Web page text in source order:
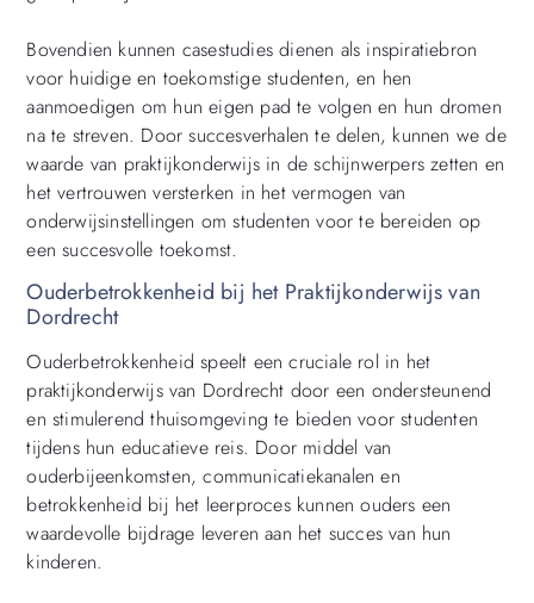
Bovendien kunnen casestudies dienen als inspiratiebron
voor huidige en toekomstige studenten, en hen
aanmoedigen om hun eigen pad te volgen en hun dromen
na te streven. Door succesverhalen te delen, kunnen we de
waarde van praktijkonderwijs in de schijnwerpers zetten en
het vertrouwen versterken in het vermogen van
onderwijsinstellingen om studenten voor te bereiden op
een succesvolle toekomst.
Ouderbetrokkenheid bij het Praktijkonderwijs van
Dordrecht
Ouderbetrokkenheid speelt een cruciale rol in het
praktijkonderwijs van Dordrecht door een ondersteunend
en stimulerend thuisomgeving te bieden voor studenten
tijdens hun educatieve reis. Door middel van
ouderbijeenkomsten, communicatiekanalen en
betrokkenheid bij het leerproces kunnen ouders een
waardevolle bijdrage leveren aan het succes van hun
kinderen.